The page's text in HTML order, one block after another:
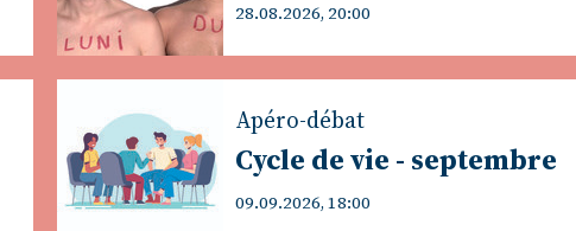
28.08.2026, 20:00
Apéro-débat
Cycle de vie - septembre
09.09.2026, 18:00